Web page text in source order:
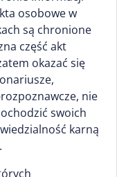
osobowe w
są chronione
część akt
okazać się
nie
swoich
karną